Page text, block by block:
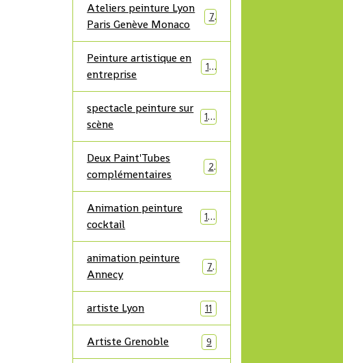
Ateliers peinture Lyon
Paris Genève Monaco
7
Peinture artistique en
entreprise
17
spectacle peinture sur
scène
19
Deux Paint'Tubes
complémentaires
2
Animation peinture
cocktail
10
animation peinture
Annecy
7
artiste Lyon 11
Artiste Grenoble 9